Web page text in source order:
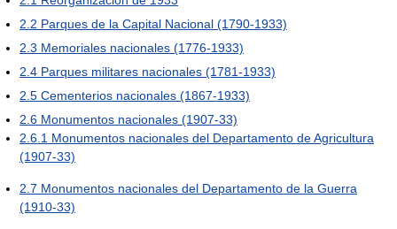
2.2 Parques de la Capital Nacional (1790-1933)
2.3 Memoriales nacionales (1776-1933)
2.4 Parques militares nacionales (1781-1933)
2.5 Cementerios nacionales (1867-1933)
2.6 Monumentos nacionales (1907-33)
2.6.1 Monumentos nacionales del Departamento de Agricultura
(1907-33)
2.7 Monumentos nacionales del Departamento de la Guerra
(1910-33)